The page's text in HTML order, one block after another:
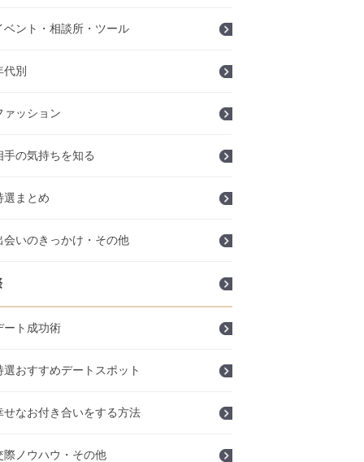
ベント・相談所・ツール
代別
ァッション
手の気持ちを知る
選まとめ
会いのきっかけ・その他
ート成功術
選おすすめデートスポット
せなお付き合いをする方法
際ノウハウ・その他